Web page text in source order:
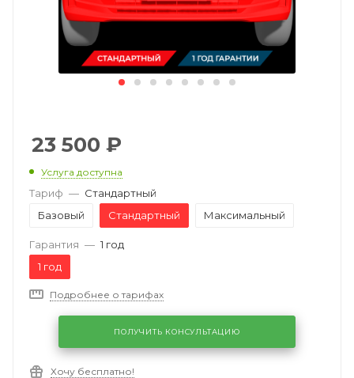
23 500 ₽
Услуга доступна
Тариф — Стандартный
Базовый
Стандартный Максимальный
Гарантия — 1 год
1 год
Подробнее о тарифах
ПОЛУЧИТЬ КОНСУЛЬТАЦИЮ
Хочу бесплатно!